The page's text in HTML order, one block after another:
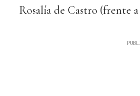
Rosalía de Castro (frente